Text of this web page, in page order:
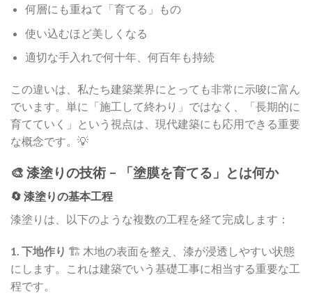
何層にも重ねて「育てる」もの
使い込むほど美しくなる
適切な手入れで何十年、何百年も持続
この違いは、私たち建築業界にとっても非常に示唆に富ん
でいます。単に「施工して終わり」ではなく、「長期的に
育てていく」という視点は、現代建築にも応用できる重要
な概念です。💡
🎨 漆塗りの技術 – 「塗膜を育てる」とは何か
🔄 漆塗りの基本工程
漆塗りは、以下のような複数の工程を経て完成します：
1. 下地作り 🏗️ 木地の表面を整え、漆が浸透しやすい状態
にします。これは建築でいう基礎工事に相当する重要な工
程です。